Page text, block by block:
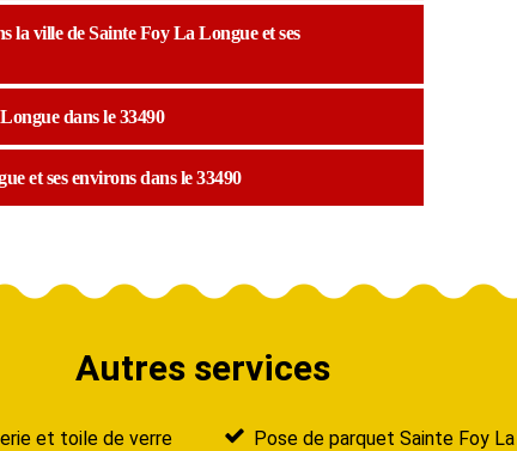
la ville de Sainte Foy La Longue et ses
dans le 33490
et ses environs dans le 33490
Autres services
et toile de verre
Pose de parquet Sainte Foy La